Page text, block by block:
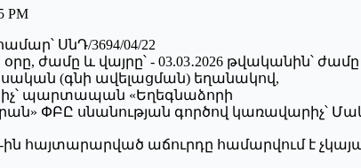
PM
ՍնԴ/3694/04/22
ժամը և վայրը՝ - 03.03․2026 թվականին՝ ժամը
(գնի ավելացման) եղանակով,
պարտապան «Եղեգնաձորի
ՓԲԸ սնանության գործով կառավարիչ՝
ին հայտարարված աճուրդը համարվում է